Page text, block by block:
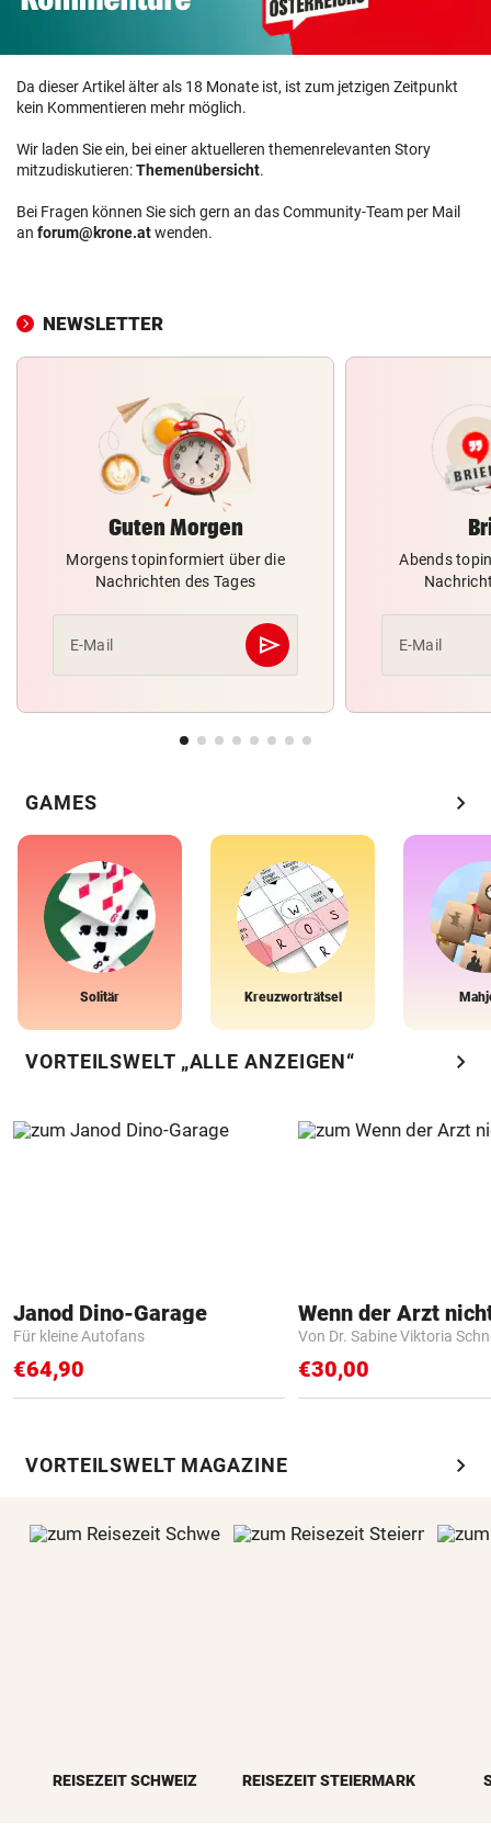
Da dieser Artikel älter als 18 Monate ist, ist zum jetzigen Zeitpunkt
kein Kommentieren mehr möglich.
Wir laden Sie ein, bei einer aktuelleren themenrelevanten Story
mitzudiskutieren:Themenübersicht.
Bei Fragen können Sie sich gern an das Community-Team per Mail
an forum@krone.atwenden.
NEWSLETTER
Guten Morgen
Morgens topinformiert über die
Nachrichten des Tages
E-Mail send
Abschicken
Abends
E-Mail
GAMES chevron_right
Solitär Kreuzworträtsel
VORTEILSWELT „ALLE ANZEIGEN“ chevron_right
Janod Dino-Garage
Für kleine Autofans
€64,90
Von Dr. Sabine Viktoria
€30,00
VORTEILSWELT MAGAZINE chevron_right
REISEZEIT SCHWEIZ REISEZEIT STEIERMARK